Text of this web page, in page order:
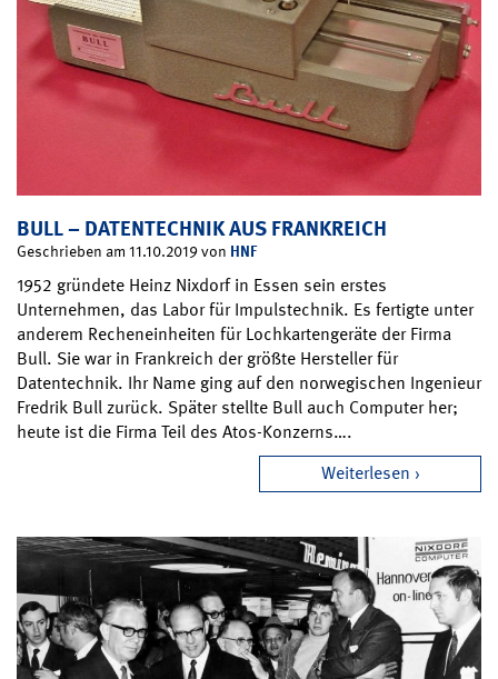
BULL – DATENTECHNIK AUS FRANKREICH
Geschrieben am 11.10.2019 von HNF
1952 gründete Heinz Nixdorf in Essen sein erstes
Unternehmen, das Labor für Impulstechnik. Es fertigte unter
anderem Recheneinheiten für Lochkartengeräte der Firma
Bull. Sie war in Frankreich der größte Hersteller für
Datentechnik. Ihr Name ging auf den norwegischen Ingenieur
Fredrik Bull zurück. Später stellte Bull auch Computer her;
heute ist die Firma Teil des Atos-Konzerns….
Weiterlesen